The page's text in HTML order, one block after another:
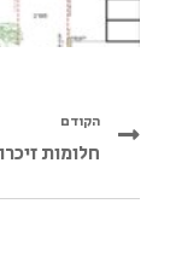
הקודם
חלומות